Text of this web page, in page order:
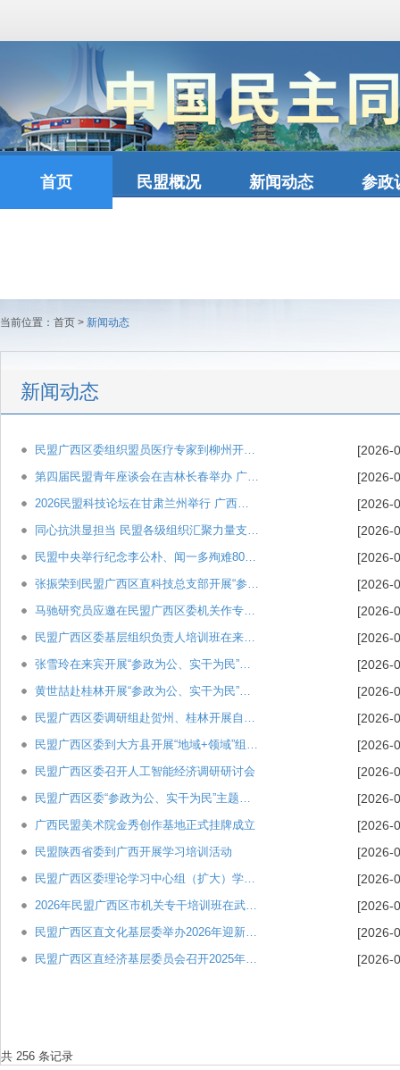
首页 民盟概况 新闻动态 参政
当前位置： 首页 > 新闻动态
新闻动态
[2026-
[2026-
[2026-
[2026-
[2026-
[2026-
[2026-
[2026-
[2026-
[2026-
[2026-
[2026-
民盟广西区委召开人工智能经济调研研讨会 [2026-
[2026-
广西民盟美术院金秀创作基地正式挂牌成立 [2026-
民盟陕西省委到广西开展学习培训活动 [2026-
[2026-
[2026-
[2026-
[2026-
共 256 条记录